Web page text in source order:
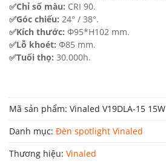
✅Chỉ số màu: CRI 90.
✅Góc chiếu: 24° / 38°.
✅Kích thước: Φ95*H102 mm.
✅Lỗ khoét: Φ85 mm.
✅Tuổi thọ: 30.000h.
Mã sản phẩm: Vinaled V19DLA-15 15W
Danh mục: Đèn spotlight Vinaled
Thương hiệu: Vinaled